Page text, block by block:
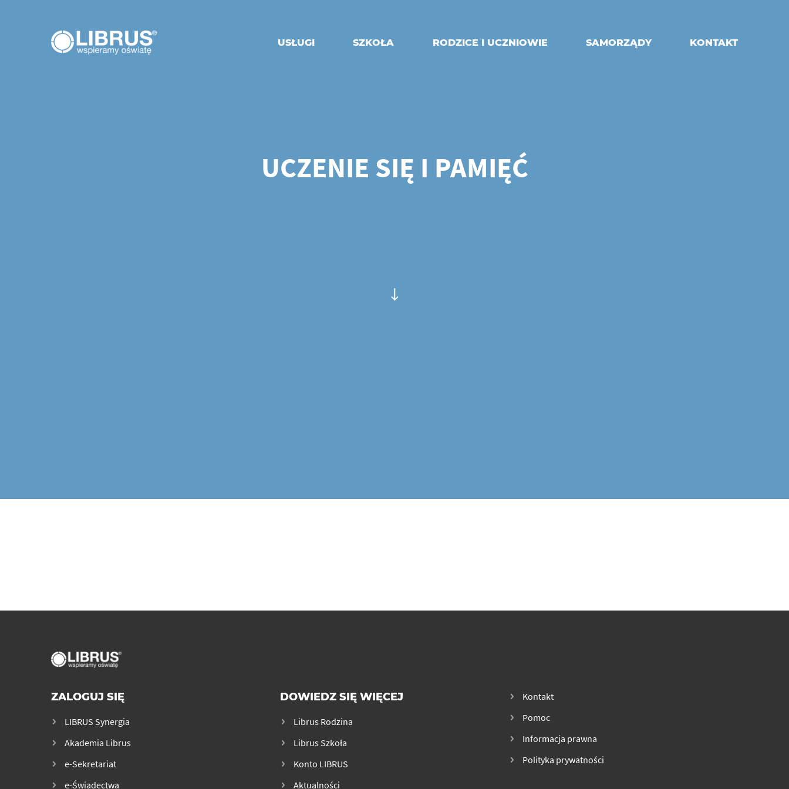
USŁUGI SZKOŁA RODZICE I UCZNIOWIE SAMORZĄDY KONTAKT
UCZENIE SIĘ I PAMIĘĆ
ZALOGUJ SIĘ
LIBRUS Synergia
Akademia Librus
e-Sekretariat
e-Świadectwa
DOWIEDZ SIĘ WIĘCEJ
Librus Rodzina
Librus Szkoła
Konto LIBRUS
Aktualności
Kontakt
Pomoc
Informacja prawna
Polityka prywatności